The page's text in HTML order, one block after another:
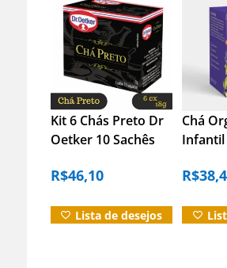
Kit 6 Chás Preto Dr
Oetker 10 Sachês
R$46,10
Lista de desejos
Chá
Iamaní
R$